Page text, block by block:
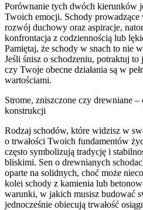
Porównanie tych dwóch kierunków
Twoich emocji. Schody
rozwój duchowy oraz aspiracje,
konfrontacja z codziennością lub
Pamiętaj, że schody w snach to nie
Jeśli śnisz o schodzeniu, potraktuj
czy Twoje obecne działania są w
wartościami.
Strome, zniszczone czy drewniane
konstrukcji
Rodzaj schodów, które widzisz w
o trwałości Twoich fundamentów
często symbolizują tradycję i
bliskimi. Sen o drewnianych
oparte na solidnych, choć może
kolei schody z kamienia lub
warunki, w jakich musisz budować
jednocześnie obiecują trwałość